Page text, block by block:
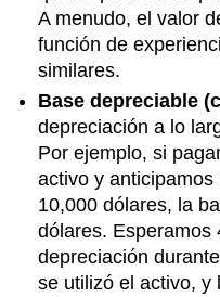
A menudo, el valor
función de
similares.
Base depreciable
depreciación a lo
Por ejemplo, si
activo y
10,000 dólares, la
dólares. Esperamos
depreciación
se utilizó el activo, y